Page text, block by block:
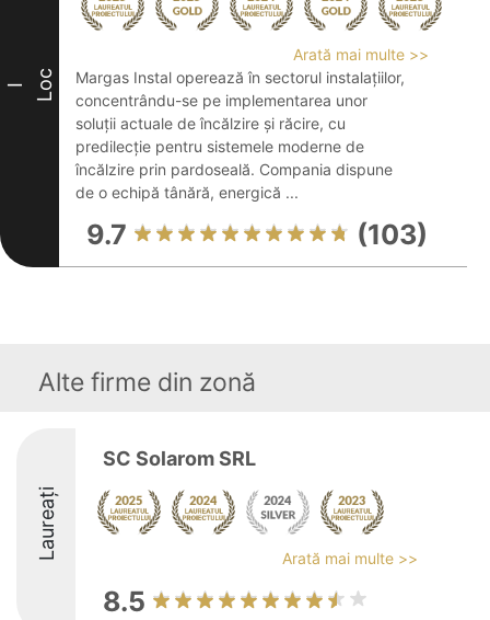
I Loc
Arată mai multe >>
Margas Instal operează în sectorul instalațiilor,
concentrându-se pe implementarea unor
soluții actuale de încălzire și răcire, cu
predilecție pentru sistemele moderne de
încălzire prin pardoseală. Compania dispune
de o echipă tânără, energică ...
9.7 (103)
Alte firme din zonă
Laureați
SC Solarom SRL
Arată mai multe >>
8.5